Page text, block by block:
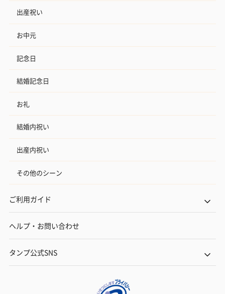
出産祝い
お中元
記念日
結婚記念日
お礼
結婚内祝い
出産内祝い
その他のシーン
ご利用ガイド
ヘルプ・お問い合わせ
タンプ公式SNS